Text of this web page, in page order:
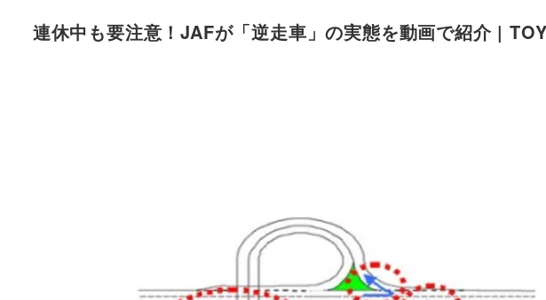
連休中も要注意！JAFが「逆走車」の実態を動画で紹介 |